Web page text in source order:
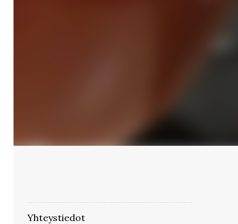
Yhteystiedot